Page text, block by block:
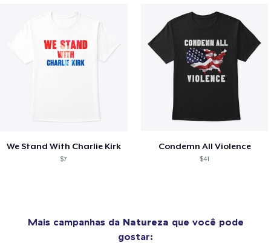
We Stand With Charlie Kirk
$7
Condemn All Violence
$41
Mais campanhas da Natureza que você pode
gostar: